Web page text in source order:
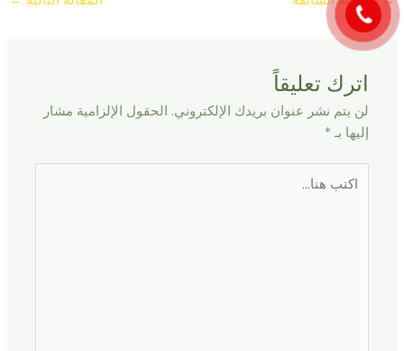
اترك تعليقاً
لن يتم نشر عنوان بريدك الإلكتروني. الحقول الإلزامية مشار
إليها بـ *